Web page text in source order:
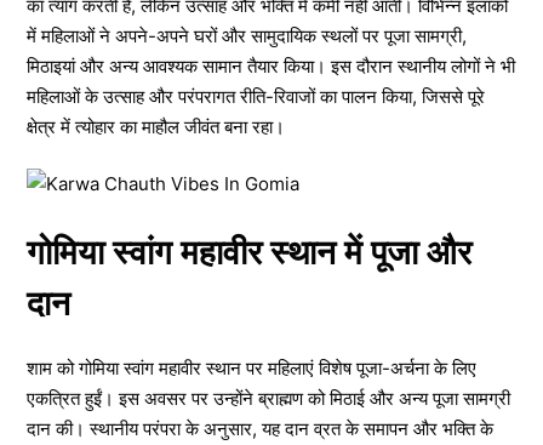
का त्याग करती हैं, लेकिन उत्साह और भक्ति में कमी नहीं आती। विभिन्न इलाकों
में महिलाओं ने अपने-अपने घरों और सामुदायिक स्थलों पर पूजा सामग्री,
मिठाइयां और अन्य आवश्यक सामान तैयार किया। इस दौरान स्थानीय लोगों ने भी
महिलाओं के उत्साह और परंपरागत रीति-रिवाजों का पालन किया, जिससे पूरे
क्षेत्र में त्योहार का माहौल जीवंत बना रहा।
गोमिया स्वांग महावीर स्थान में पूजा और
दान
शाम को गोमिया स्वांग महावीर स्थान पर महिलाएं विशेष पूजा-अर्चना के लिए
एकत्रित हुईं। इस अवसर पर उन्होंने ब्राह्मण को मिठाई और अन्य पूजा सामग्री
दान की। स्थानीय परंपरा के अनुसार, यह दान व्रत के समापन और भक्ति के